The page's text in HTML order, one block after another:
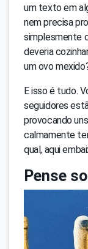
um texto em
nem precisa
simplesmente
deveria
um ovo
E isso é tudo.
seguidores
provocando
calmamente
qual, aqui
Pense